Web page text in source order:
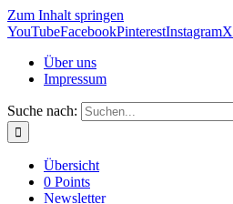
Zum Inhalt springen
YouTubeFacebookPinterestInstagramX
Über uns
Impressum
Suche nach:
Übersicht
0 Points
Newsletter